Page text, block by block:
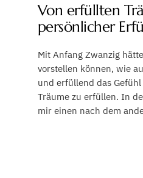
Von erfüllten
persönlicher
Mit Anfang Zwanzig
vorstellen können, wie
und erfüllend das
Träume zu erfüllen. In
mir einen nach dem